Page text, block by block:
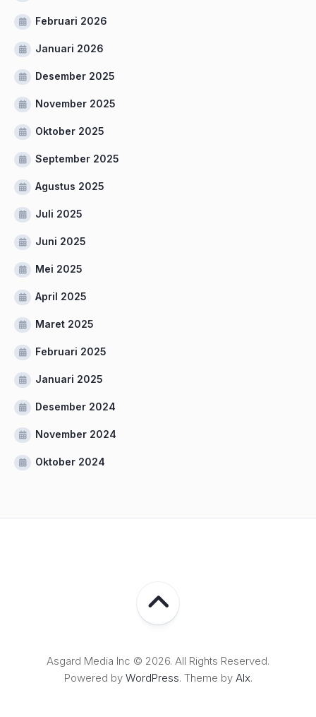
Februari 2026
Januari 2026
Desember 2025
November 2025
Oktober 2025
September 2025
Agustus 2025
Juli 2025
Juni 2025
Mei 2025
April 2025
Maret 2025
Februari 2025
Januari 2025
Desember 2024
November 2024
Oktober 2024
Asgard Media Inc © 2026. All Rights Reserved.
Powered by WordPress. Theme by Alx.